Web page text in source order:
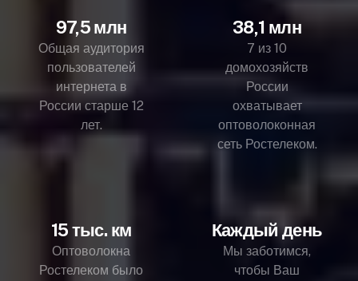
97,5 млн
Общая аудитория
пользователей
интернета в
России старше 12
лет.
38,1 млн
7 из 10
домохозяйств
России
охватывает
оптоволоконная
сеть Ростелеком.
15 тыс. км
Оптоволокна
Ростелеком было
Каждый день
Мы заботимся,
чтобы Ваш